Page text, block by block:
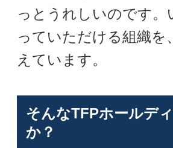
っとうれしいのです
っていただける組織
えています。
そんなTFPホールデ
か？